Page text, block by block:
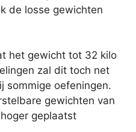
de losse gewichten
het gewicht tot 32 kilo
zal dit toch net
sommige oefeningen.
gewichten van
geplaatst